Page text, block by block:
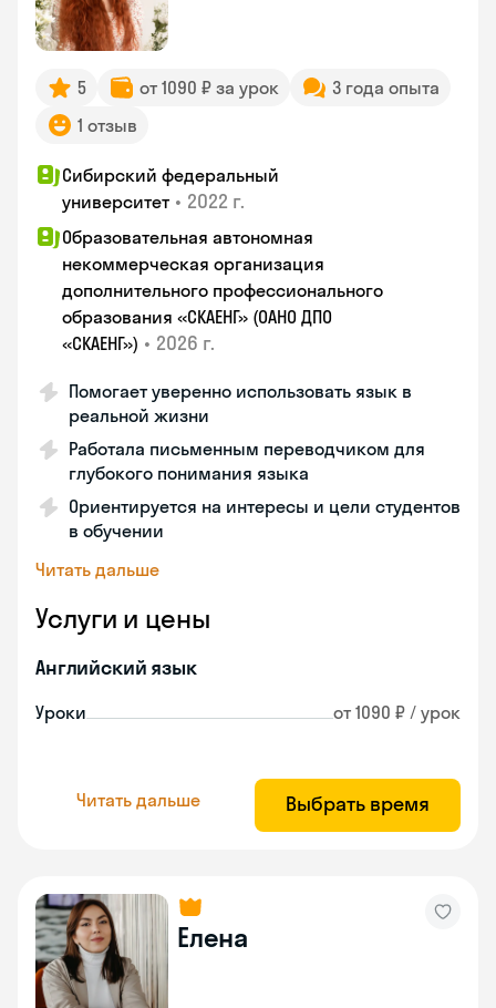
5 от 1090 ₽ за урок
3 года опыта
1 отзыв
Сибирский федеральный
университет • 2022 г.
Образовательная автономная
некоммерческая организация
дополнительного профессионального
образования «СКАЕНГ» (ОАНО ДПО
«СКАЕНГ») • 2026 г.
Помогает уверенно использовать язык в
реальной жизни
Работала письменным переводчиком для
глубокого понимания языка
Ориентируется на интересы и цели студентов
в обучении
Читать дальше
Услуги и цены
Английский язык
Уроки от 1090 ₽ / урок
Читать дальше Выбрать время
Елена